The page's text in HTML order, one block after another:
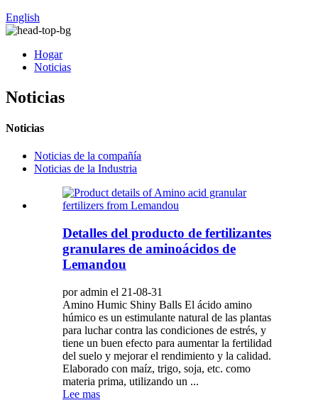
English
Hogar
Noticias
Noticias
Noticias
Noticias de la compañía
Noticias de la Industria
Detalles del producto de fertilizantes
granulares de aminoácidos de
Lemandou
por admin el 21-08-31
Amino Humic Shiny Balls El ácido amino
húmico es un estimulante natural de las plantas
para luchar contra las condiciones de estrés, y
tiene un buen efecto para aumentar la fertilidad
del suelo y mejorar el rendimiento y la calidad.
Elaborado con maíz, trigo, soja, etc. como
materia prima, utilizando un ...
Lee mas